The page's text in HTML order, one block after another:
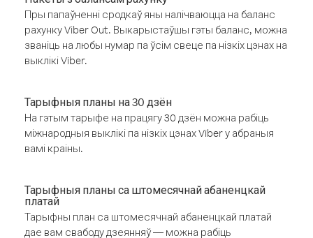
Пры папаўненні сродкаў яны налічваюцца на баланс
рахунку Viber Out. Выкарыстаўшы гэты баланс, можна
званіць на любы нумар па ўсім свеце па нізкіх цэнах на
выклікі Viber.
Тарыфныя планы на 30 дзён
На гэтым тарыфе на працягу 30 дзён можна рабіць
міжнародныя выклікі па нізкіх цэнах Viber у абраныя
вамі краіны.
Тарыфныя планы са штомесячнай абаненцкай
платай
Тарыфны план са штомесячнай абаненцкай платай
дае вам свабоду дзеянняў — можна рабіць